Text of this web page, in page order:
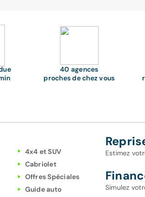
40 agences
proches de chez vous
4x4 et SUV
Cabriolet
Offres Spéciales
Guide auto
Estimez
Simulez